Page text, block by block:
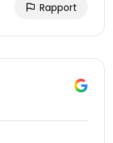
Rapport